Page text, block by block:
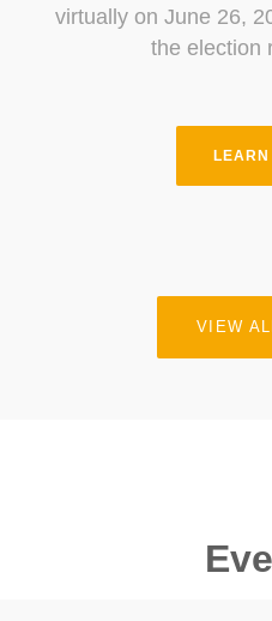
virtually on June 26,
the election
VIEW